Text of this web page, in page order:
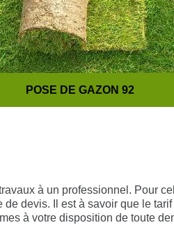
POSE DE GAZON 92
à un professionnel. Pour
devis. Il est à savoir que le
à votre disposition de toute